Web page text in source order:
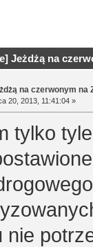
Jeżdżą na
na czerwonym na
20, 2013, 11:41:04 »
tylko
nie